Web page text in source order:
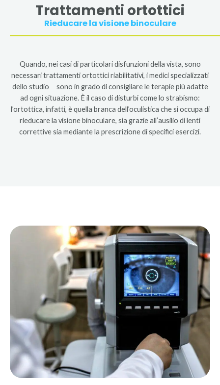
Trattamenti ortottici
Rieducare la visione binoculare
Quando, nei casi di particolari disfunzioni della vista, sono
necessari trattamenti ortottici riabilitativi, i medici specializzati
dello studio sono in grado di consigliare le terapie più adatte
ad ogni situazione. È il caso di disturbi come lo strabismo:
l’ortottica, infatti, è quella branca dell’oculistica che si occupa di
rieducare la visione binoculare, sia grazie all’ausilio di lenti
correttive sia mediante la prescrizione di specifici esercizi.